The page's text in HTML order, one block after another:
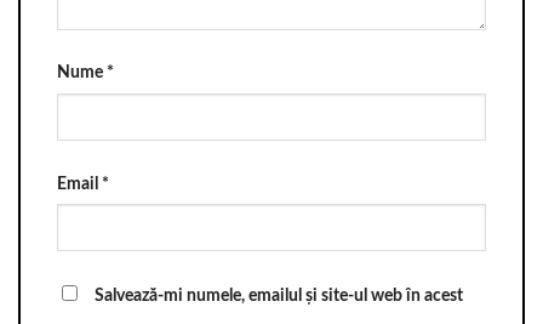
Nume *
Email *
Salvează-mi numele, emailul și site-ul web în acest